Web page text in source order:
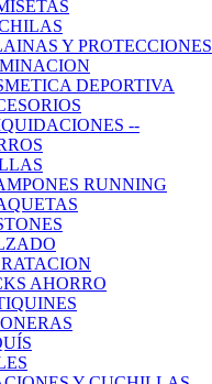
Y PROTECCIONES
DEPORTIVA
--
RUNNING
AHORRO